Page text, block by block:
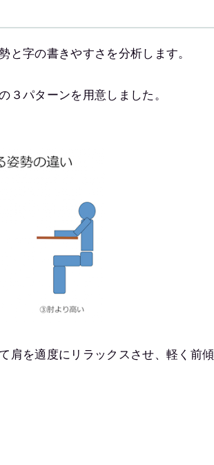
と字の書きやすさを分析します。
パターンを用意しました。
肩を適度にリラックスさせ、軽く前傾